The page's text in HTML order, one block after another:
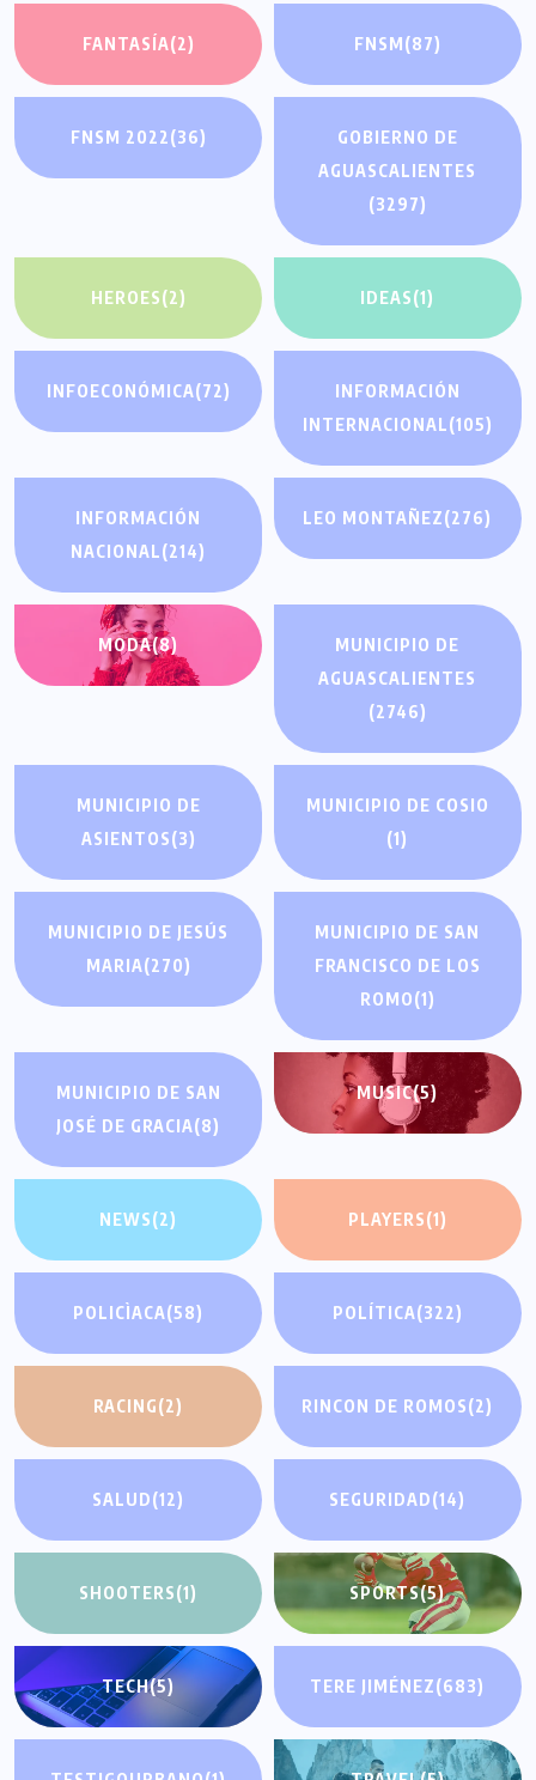
FANTASÍA(2) FNSM(87)
FNSM 2022(36)
GOBIERNO DE
AGUASCALIENTES
(3297)
HEROES(2) IDEAS(1)
INFOECONÓMICA(72)
INFORMACIÓN
INTERNACIONAL(105)
INFORMACIÓN
NACIONAL(214)
LEO MONTAÑEZ(276)
MODA(8)
MUNICIPIO DE
AGUASCALIENTES
(2746)
MUNICIPIO DE
ASIENTOS(3)
MUNICIPIO DE COSIO
(1)
MUNICIPIO DE JESÚS
MARIA(270)
MUNICIPIO DE SAN
FRANCISCO DE LOS
ROMO(1)
MUNICIPIO DE SAN
JOSÉ DE GRACIA(8)
MUSIC(5)
NEWS(2) PLAYERS(1)
POLICÌACA(58) POLÍTICA(322)
RACING(2) RINCON DE ROMOS(2)
SALUD(12) SEGURIDAD(14)
SHOOTERS(1) SPORTS(5)
TECH(5) TERE JIMÉNEZ(683)